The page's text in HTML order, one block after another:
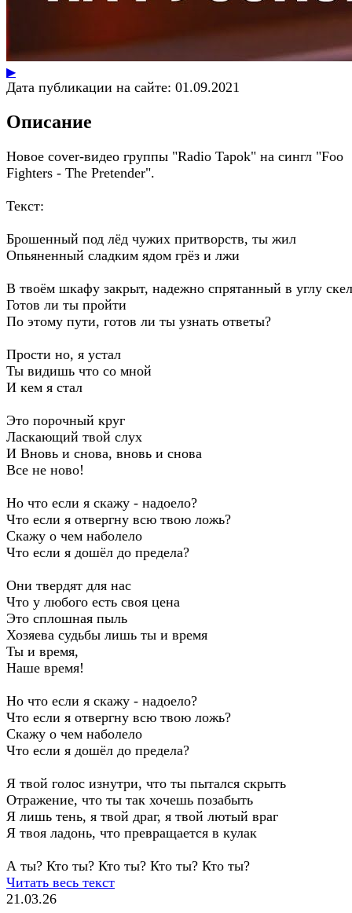
▶
Дата публикации на сайте: 01.09.2021
Описание
Новое cover-видео группы "Radio Tapok" на сингл "Foo
Fighters - The Pretender".
Текст:
Брошенный под лёд чужих притворств, ты жил
Опьяненный сладким ядом грёз и лжи
В твоём шкафу закрыт, надежно спрятанный в углу
Готов ли ты пройти
По этому пути, готов ли ты узнать ответы?
Прости но, я устал
Ты видишь что со мной
И кем я стал
Это порочный круг
Ласкающий твой слух
И Вновь и снова, вновь и снова
Все не ново!
Но что если я скажу - надоело?
Что если я отвергну всю твою ложь?
Скажу о чем наболело
Что если я дошёл до предела?
Они твердят для нас
Что у любого есть своя цена
Это сплошная пыль
Хозяева судьбы лишь ты и время
Ты и время,
Наше время!
Но что если я скажу - надоело?
Что если я отвергну всю твою ложь?
Скажу о чем наболело
Что если я дошёл до предела?
Я твой голос изнутри, что ты пытался скрыть
Отражение, что ты так хочешь позабыть
Я лишь тень, я твой драг, я твой лютый враг
Я твоя ладонь, что превращается в кулак
А ты? Кто ты? Кто ты? Кто ты? Кто ты?
Читать весь текст
21.03.26